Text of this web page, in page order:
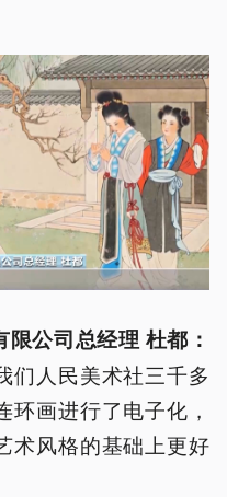
公司总经理 杜都：
们人民美术社三千多
画进行了电子化，
术风格的基础上更好